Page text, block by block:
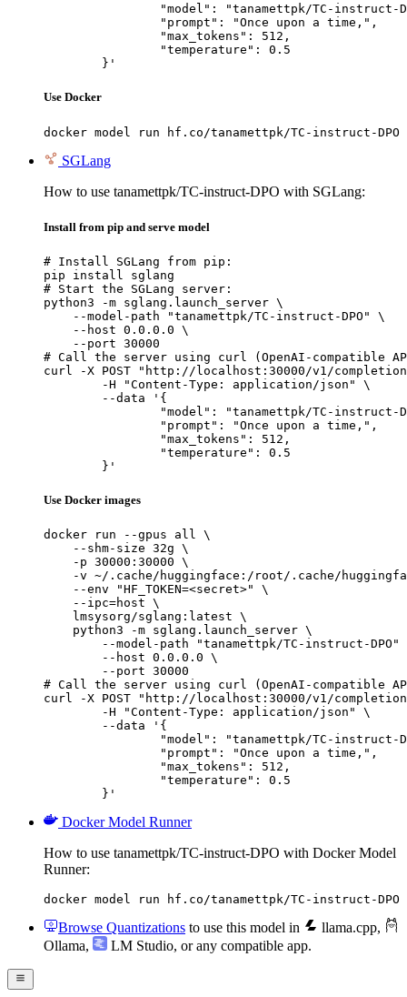
	}'
Use Docker
docker model run hf.co/tanamettpk/TC-instruct-DPO
SGLang
How to use tanamettpk/TC-instruct-DPO with SGLang:
Install from pip and serve model
# Install SGLang from pip:
pip install sglang
# Start the SGLang server:
python3 -m sglang.launch_server \
    --model-path "tanamettpk/TC-instruct-DPO" \
    --host 0.0.0.0 \
    --port 30000
# Call the server using curl (OpenAI-compatible
curl -X POST "http://localhost:30000/v1/
	}'
Use Docker images
docker run --gpus all \
    --shm-size 32g \
    -p 30000:30000 \
-v ~/.cache/huggingface:/root/.cache/
    --env "HF_TOKEN=<secret>" \
    --ipc=host \
    lmsysorg/sglang:latest \
    python3 -m sglang.launch_server \
--model-path "tanamettpk/TC-instruct-DPO"
        --host 0.0.0.0 \
        --port 30000
# Call the server using curl (OpenAI-compatible
curl -X POST "http://localhost:30000/v1/
	}'
Docker Model Runner
How to use tanamettpk/TC-instruct-DPO with Docker Model
Runner:
docker model run hf.co/tanamettpk/TC-instruct-DPO
Browse Quantizations to use this model in llama.cpp,
Ollama, LM Studio, or any compatible app.